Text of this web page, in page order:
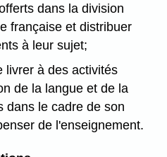
dans la division
française et distribuer
à leur sujet;
livrer à des activités
de la langue et de la
dans le cadre de son
de l'enseignement.